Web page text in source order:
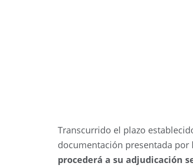
Transcurrido el plazo
documentación presentada por
procederá a su adjudicación